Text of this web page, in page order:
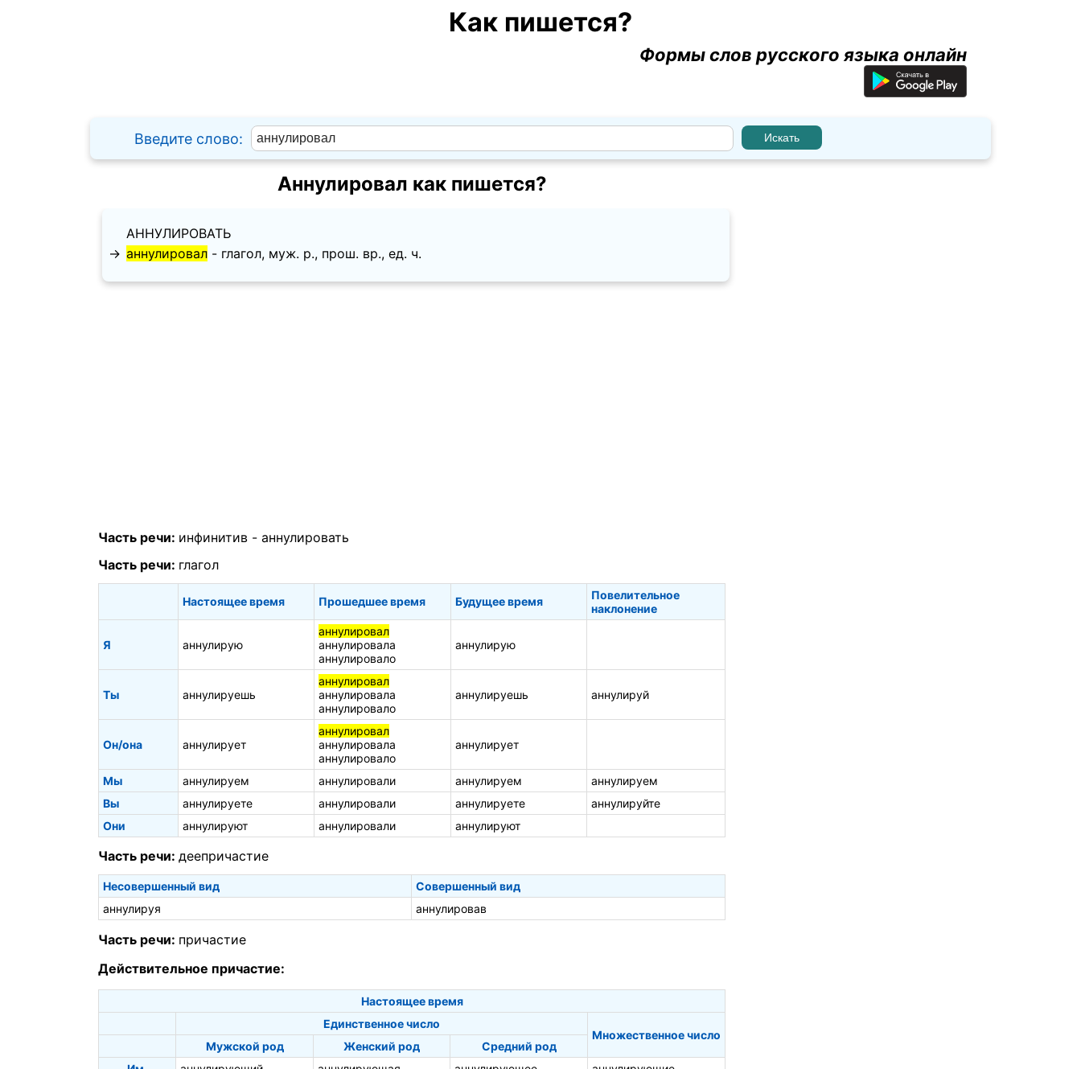
Как пишется?
Формы слов русского языка онлайн
Введите слово:
Аннулировал как пишется?
АННУЛИРОВАТЬ
→ аннулировал - глагол, муж. p., прош. вр., ед. ч.
Часть речи: инфинитив - аннулировать
Часть речи: глагол
Настоящее время Прошедшее время Будущее время
Повелительное
наклонение
Я аннулирую
аннулировал
аннулировала
аннулировало
аннулирую
Ты аннулируешь
аннулировал
аннулировала
аннулировало
аннулируешь аннулируй
Он/она аннулирует
аннулировал
аннулировала
аннулировало
аннулирует
Мы аннулируем аннулировали аннулируем
аннулируем
Вы
аннулируете аннулировали аннулируете
аннулируйте
Они
аннулируют аннулировали аннулируют
Часть речи: деепричастие
Несовершенный вид
Совершенный вид
аннулируя
аннулировав
Часть речи: причастие
Действительное причастие:
Настоящее время
Единственное число
Множественное число
Мужской род
Женский род
Средний род